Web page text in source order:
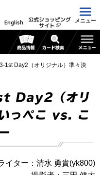
English 公式ショッピング
サイト
メニュー
1st Day2（オリジナル）準々決
Day2（オリ
っぺこ vs. こ
イター：清水 勇貴(yk800)